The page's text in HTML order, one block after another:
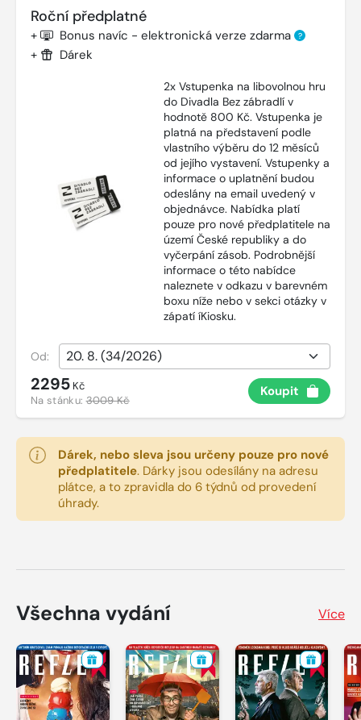
Roční předplatné
+ Bonus navíc - elektronická verze zdarma ?
+ Dárek
2x Vstupenka na libovolnou hru
do Divadla Bez zábradlí v
hodnotě 800 Kč. Vstupenka je
platná na představení podle
vlastního výběru do 12 měsíců
od jejího vystavení. Vstupenky a
informace o uplatnění budou
odeslány na email uvedený v
objednávce. Nabídka platí
pouze pro nové předplatitele na
území České republiky a do
vyčerpání zásob. Podrobnější
informace o této nabídce
naleznete v odkazu v barevném
boxu níže nebo v sekci otázky v
zápatí íKiosku.
Od:
2295 Kč
Na stánku:3009 Kč
Koupit
Dárek, nebo sleva jsou určeny pouze pro nové
předplatitele. Dárky jsou odesílány na adresu
plátce, a to zpravidla do 6 týdnů od provedení
úhrady.
Všechna vydání Více